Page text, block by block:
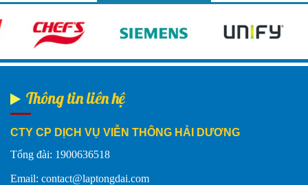
Thông tin liên hệ
CTY CP DỊCH VỤ VIỄN THÔNG HẢI DƯƠNG
Tổng đài: 1900636518
Email: contact@laptongdai.com